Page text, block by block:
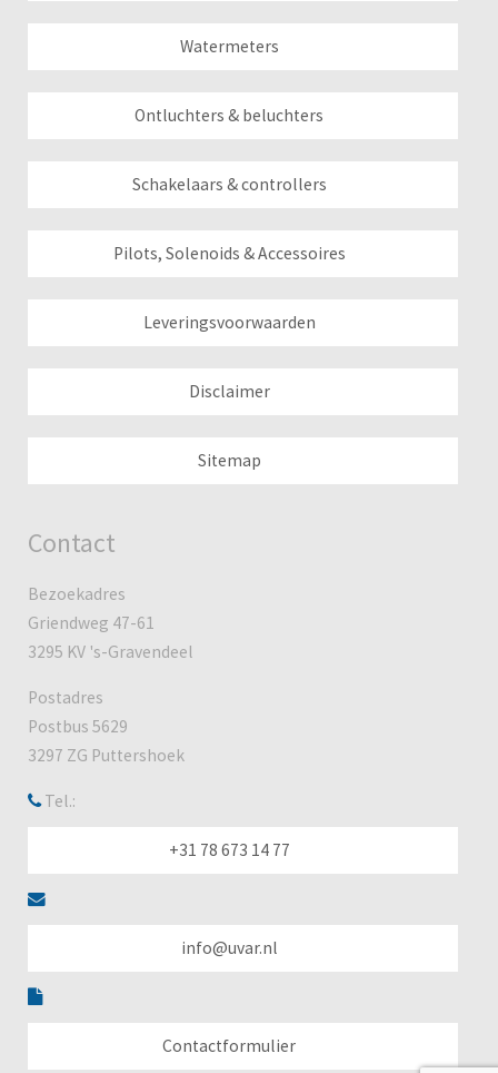
Watermeters
Ontluchters & beluchters
Schakelaars & controllers
Pilots, Solenoids & Accessoires
Leveringsvoorwaarden
Disclaimer
Sitemap
Contact
Bezoekadres
Griendweg 47-61
3295 KV 's-Gravendeel
Postadres
Postbus 5629
3297 ZG Puttershoek
Tel.:
+31 78 673 14 77
info@uvar.nl
Contactformulier